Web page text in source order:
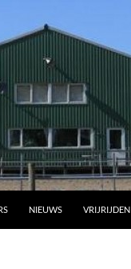
NIEUWS VRIJRIJDEN